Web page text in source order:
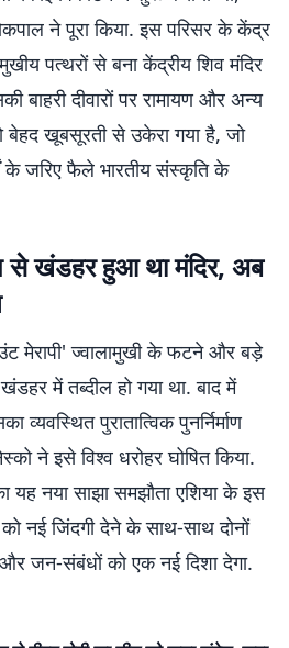
ने पूरा किया. इस परिसर के केंद्र
पत्थरों से बना केंद्रीय शिव मंदिर
बाहरी दीवारों पर रामायण और अन्य
बेहद खूबसूरती से उकेरा गया है, जो
के जरिए फैले भारतीय संस्कृति के
से खंडहर हुआ था मंदिर, अब
मेरापी' ज्वालामुखी के फटने और बड़े
में तब्दील हो गया था. बाद में
पुरातात्विक पुनर्निर्माण
ने इसे विश्व धरोहर घोषित किया.
यह नया साझा समझौता एशिया के इस
नई जिंदगी देने के साथ-साथ दोनों
जन-संबंधों को एक नई दिशा देगा.